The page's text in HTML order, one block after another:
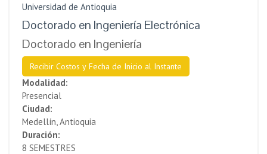
Universidad de Antioquia
Doctorado en Ingeniería Electrónica
Doctorado en Ingeniería
Recibir Costos y Fecha de Inicio al Instante
Modalidad:
Presencial
Ciudad:
Medellín, Antioquia
Duración:
8 SEMESTRES